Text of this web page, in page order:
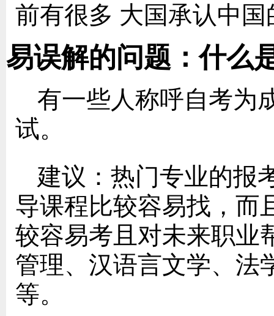
前有很多 大国承认中
易误解的问题：什么
有一些人称呼自考为
试。
建议：热门专业的报
导课程比较容易找，而
较容易考且对未来职业
管理、汉语言文学、法
等。